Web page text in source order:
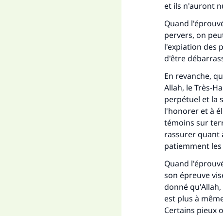
et ils n'auront
Quand
pervers, on
l'expiation des
d'être
En revanche,
Allah, le Très-
perpétuel et la
l'honorer et à
témoins sur
rassurer quant
patiemment
Quand
son épreuve
donné
est plus à
Certains pieux